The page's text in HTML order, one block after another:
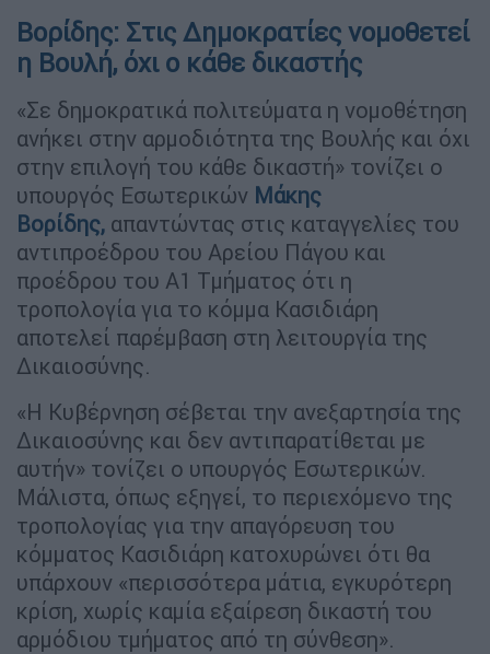
Βορίδης: Στις Δημοκρατίες νομοθετεί
η Βουλή, όχι ο κάθε δικαστής
«Σε δημοκρατικά πολιτεύματα η νομοθέτηση
ανήκει στην αρμοδιότητα της Βουλής και όχι
στην επιλογή του κάθε δικαστή» τονίζει ο
υπουργός Εσωτερικών Μάκης
Βορίδης, απαντώντας στις καταγγελίες του
αντιπροέδρου του Αρείου Πάγου και
προέδρου του Α1 Τμήματος ότι η
τροπολογία για το κόμμα Κασιδιάρη
αποτελεί παρέμβαση στη λειτουργία της
Δικαιοσύνης.
«Η Κυβέρνηση σέβεται την ανεξαρτησία της
Δικαιοσύνης και δεν αντιπαρατίθεται με
αυτήν» τονίζει ο υπουργός Εσωτερικών.
Μάλιστα, όπως εξηγεί, το περιεχόμενο της
τροπολογίας για την απαγόρευση του
κόμματος Κασιδιάρη κατοχυρώνει ότι θα
υπάρχουν «περισσότερα μάτια, εγκυρότερη
κρίση, χωρίς καμία εξαίρεση δικαστή του
αρμόδιου τμήματος από τη σύνθεση».